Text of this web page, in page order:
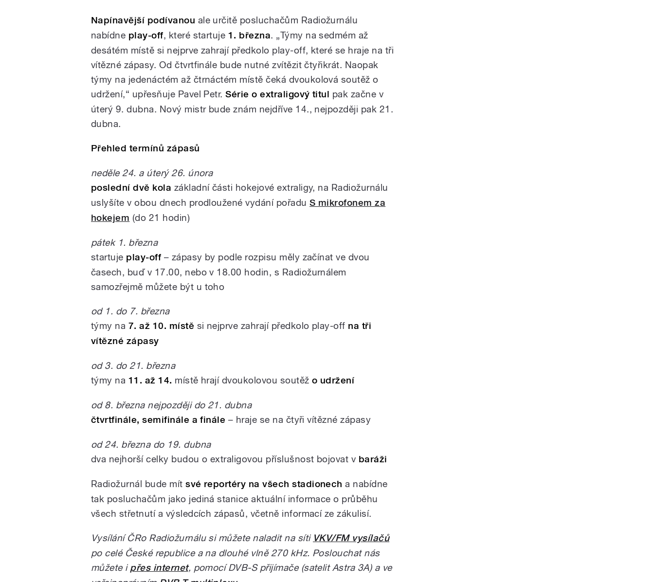
Napínavější podívanou ale určitě posluchačům Radiožurnálu
nabídne play-off, které startuje 1. března. „Týmy na sedmém až
desátém místě si nejprve zahrají předkolo play-off, které se hraje na tři
vítězné zápasy. Od čtvrtfinále bude nutné zvítězit čtyřikrát. Naopak
týmy na jedenáctém až čtrnáctém místě čeká dvoukolová soutěž o
udržení,“ upřesňuje Pavel Petr.Série o extraligový titul pak začne v
úterý 9. dubna. Nový mistr bude znám nejdříve 14., nejpozději pak 21.
dubna.
Přehled termínů zápasů
neděle 24. a úterý 26. února
poslední dvě kola základní části hokejové extraligy, na Radiožurnálu
uslyšíte v obou dnech prodloužené vydání pořaduS mikrofonem za
hokejem (do 21 hodin)
pátek 1. března
startuje play-off – zápasy by podle rozpisu měly začínat ve dvou
časech, buď v 17.00, nebo v 18.00 hodin, s Radiožurnálem
samozřejmě můžete být u toho
od 1. do 7. března
týmy na 7. až 10. místě si nejprve zahrají předkolo play-off na tři
vítězné zápasy
od 3. do 21. března
týmy na 11. až 14. místě hrají dvoukolovou soutěž o udržení
od 8. března nejpozději do 21. dubna
čtvrtfinále, semifinále a finále – hraje se na čtyři vítězné zápasy
od 24. března do 19. dubna
dva nejhorší celky budou o extraligovou příslušnost bojovat v baráži
Radiožurnál bude mítsvé reportéry na všech stadionech a nabídne
tak posluchačům jako jediná stanice aktuální informace o průběhu
všech střetnutí a výsledcích zápasů, včetně informací ze zákulisí.
Vysílání ČRo Radiožurnálu si můžete naladit na síti VKV/FM vysílačů
po celé České republice a na dlouhé vlně 270 kHz. Poslouchat nás
můžete i přes internet, pomocí DVB-S přijímače (satelit Astra 3A) a ve